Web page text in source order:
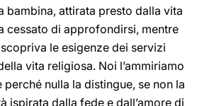
bambina, attirata presto dalla vita
cessato di approfondirsi, mentre
le esigenze dei servizi
vita religiosa. Noi l’ammiriamo
nulla la distingue, se non la
ispirata dalla fede e dall’amore di